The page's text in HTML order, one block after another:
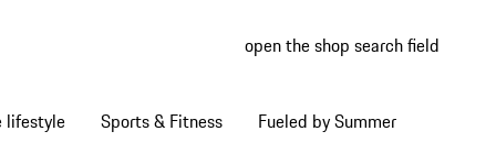
open the shop search field
Home lifestyle Sports & Fitness Fueled by Summer